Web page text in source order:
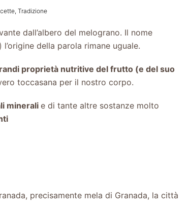
, Tradizione
dall’albero del melograno. Il nome
della parola rimane uguale.
proprietà nutritive del frutto (e del suo
toccasana per il nostro corpo.
minerali e di tante altre sostanze molto
precisamente mela di Granada, la città